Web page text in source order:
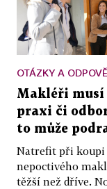
OTÁZKY A
Makléři musí
praxi či
to může
Natrefit při koupi
nepoctivého
těžší než dříve.